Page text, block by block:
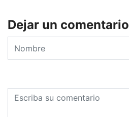
Dejar un comentario